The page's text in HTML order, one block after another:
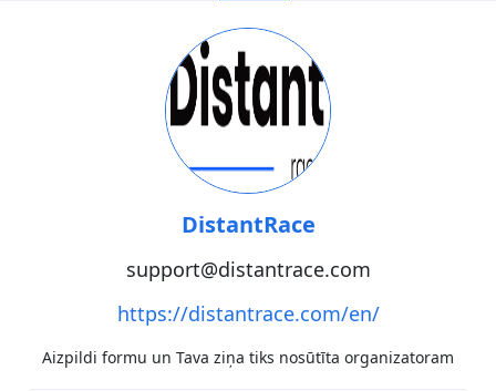
DistantRace
support@distantrace.com
https://distantrace.com/en/
Aizpildi formu un Tava ziņa tiks nosūtīta organizatoram